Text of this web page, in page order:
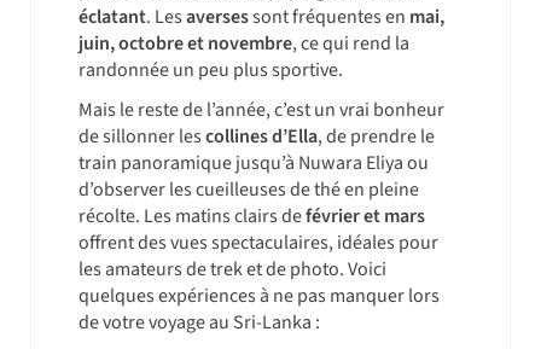
éclatant. Lesaversessont fréquentes en mai,
juin, octobre et novembre, ce qui rend la
randonnée un peu plus sportive.
Mais le reste de l’année, c’est un vrai bonheur
de sillonner lescollines d’Ella, de prendre le
train panoramique jusqu’à Nuwara Eliya ou
d’observer les cueilleuses de thé en pleine
récolte. Les matins clairs defévrier et mars
offrent des vues spectaculaires, idéales pour
les amateurs de trek et de photo. Voici
quelques expériences à ne pas manquer lors
de votre voyage au Sri-Lanka :